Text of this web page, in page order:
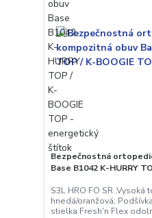
Bezpečnostná
Base B1042 K-HURRY
S3L HRO FO SR ,Vysoká
hnedá/oranžová;
stielka Fresh'n Flex